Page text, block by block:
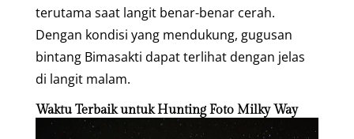
terutama saat langit benar-benar cerah.
Dengan kondisi yang mendukung, gugusan
bintang Bimasakti dapat terlihat dengan jelas
di langit malam.
Waktu Terbaik untuk Hunting Foto Milky Way